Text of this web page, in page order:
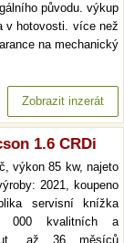
původu. výkup
v hotovosti. více než
na mechanický
Zobrazit inzerát
1.6 CRDi
výkon 85 kw, najeto
2021, koupeno
servisní knížka
kvalitních a
až 36 měsíců